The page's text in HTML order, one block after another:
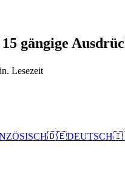
gängige
Lesezeit
🇩🇪DEUTSCH